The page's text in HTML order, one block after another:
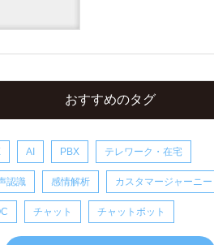
おすすめのタグ
AI PBX テレワーク・在宅
認識 感情解析 カスタマージャーニー
チャット チャットボット